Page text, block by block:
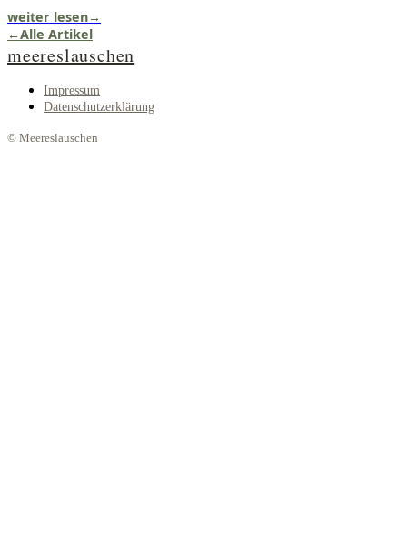
weiter lesen→
←Alle Artikel
meereslauschen
Impressum
Datenschutzerklärung
© Meereslauschen